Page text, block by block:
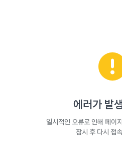
에러가 발
일시적인 오류로 인해 페이
잠시 후 다시 접